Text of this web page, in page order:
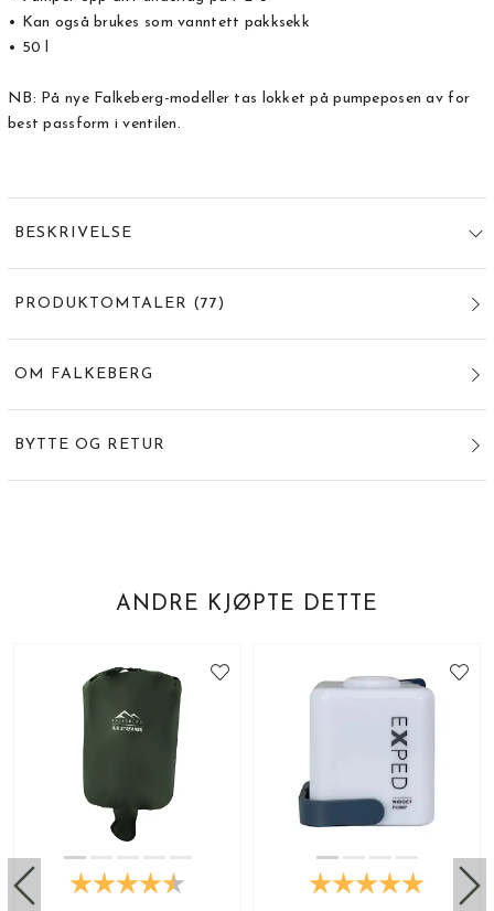
• Kan også brukes som vanntett pakksekk
• 50 l
NB: På nye Falkeberg-modeller tas lokket på pumpeposen av for
best passform i ventilen.
BESKRIVELSE
PRODUKTOMTALER (77 )
OM FALKEBERG
BYTTE OG RETUR
ANDRE KJØPTE DETTE